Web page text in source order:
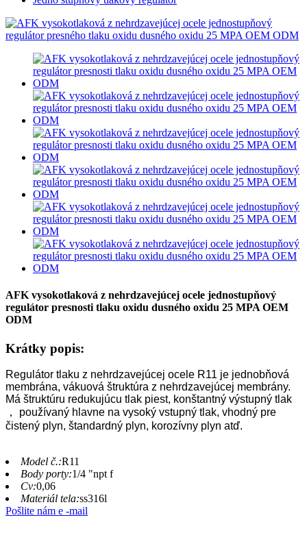
AFK vysokotlaková z nehrdzavejúcej ocele jednostupňový
regulátor presnosti tlaku oxidu dusného oxidu 25 MPA OEM
ODM
Krátky popis:
Regulátor tlaku z nehrdzavejúcej ocele R11 je jednobňová
membrána, vákuová štruktúra z nehrdzavejúcej membrány.
Má štruktúru redukujúcu tlak piest, konštantný výstupný tlak
， používaný hlavne na vysoký vstupný tlak, vhodný pre
čistený plyn, štandardný plyn, korozívny plyn atď.
Model č.:R11
Body porty:1/4 "npt f
Cv:0,06
Materiál tela:ss316l
Pošlite nám e -mail